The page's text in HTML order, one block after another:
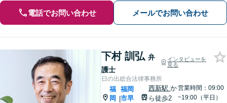
電話でお問い合わせ メールでお問い合わせ
下村 訓弘 弁
護士
インタビューを
見る
日の出総合法律事務所
福
岡 |
福岡
市早
西新駅 か
ら徒歩2
営業時間：09:00
~19:00（平日）